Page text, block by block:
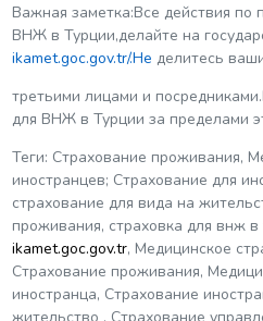
Важная заметка:Все действия по
ВНЖ в Турции,делайте на
ikamet.goc.gov.tr/.Не делитесь
третьими лицами и
для ВНЖ в Турции за пределами
Теги: Страхование проживания,
иностранцев; Страхование для
страхование для вида на
проживания, страховка для внж в
ikamet.goc.gov.tr, Медицинское
Страхование проживания,
иностранца, Страхование
жительство , Страхование